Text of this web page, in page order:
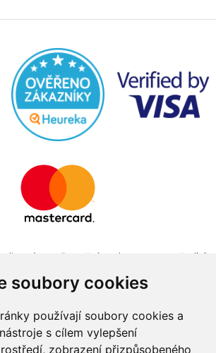
soubory cookies
používají soubory cookies a
s cílem vylepšení
zobrazení přizpůsobeného
za finanční podpory z prostředků
The Country for the Future